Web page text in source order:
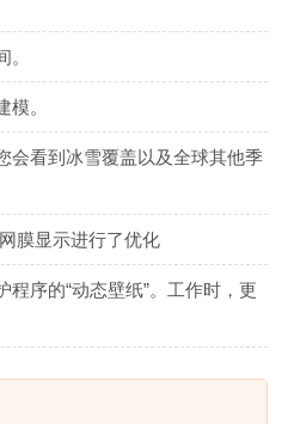
。
会看到冰雪覆盖以及全球其他季
膜显示进行了优化
序的“动态壁纸”。工作时，更